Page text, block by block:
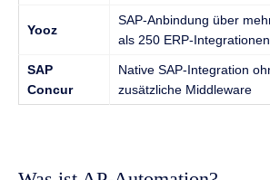
Yooz
SAP-Anbindung über
als 250 ERP-Integrationen
SAP
Concur
Native SAP-Integration
zusätzliche Middleware